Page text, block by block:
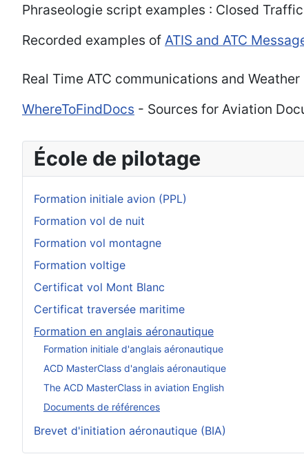
École de pilotage
Formation initiale avion (PPL)
Formation vol de nuit
Formation vol montagne
Formation voltige
Certificat vol Mont Blanc
Certificat traversée maritime
Formation en anglais aéronautique
Formation initiale d'anglais aéronautique
ACD MasterClass d'anglais aéronautique
The ACD MasterClass in aviation English
Documents de références
Brevet d'initiation aéronautique (BIA)
Phraseologie script examples : Closed
Recorded examples of ATIS and ATC
Real Time ATC communications and
WhereToFindDocs - Sources for Aviation